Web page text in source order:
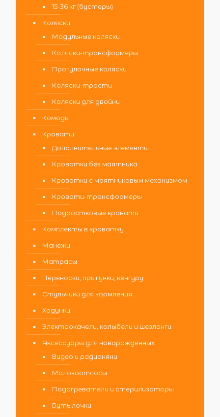
15-36 кг (бустеры)
Коляски
Модульные коляски
Коляски-трансформеры
Прогулочные коляски
Коляски-трости
Коляски для двойни
Комоды
Кровати
Дополнительные элементы
Кроватки без маятника
Кроватки с маятниковым механизмом
Кровати-трансформеры
Подростковые кровати
Комплекты в кроватку
Манежи
Матрасы
Переноски, прыгунки, кенгуру
Стульчики для кормления
Ходунки
Электрокачели, колыбели и шезлонги
Аксессуары для новорожденных
Видео и радионяни
Молокоотсосы
Подогреватели и стерилизаторы
Бутылочки